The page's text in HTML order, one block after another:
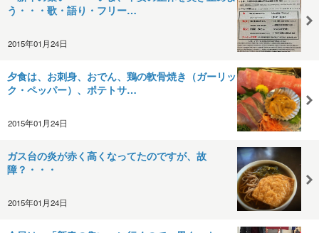
う・・・歌・語り・フリー…
2015年01月24日
夕食は、お刺身、おでん、鶏の軟骨焼き（ガーリッ
ク・ペッパー）、ポテトサ…
2015年01月24日
ガス台の炎が赤く高くなってたのですが、故
障？・・・
2015年01月24日